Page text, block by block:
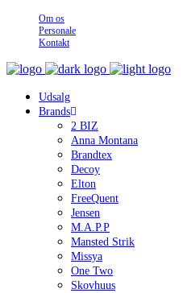
Om os
Personale
Kontakt
Udsalg
Brands
2 BIZ
Anna Montana
Brandtex
Decoy
Elton
FreeQuent
Jensen
M.A.P.P
Mansted Strik
Missya
One Two
Skovhuus